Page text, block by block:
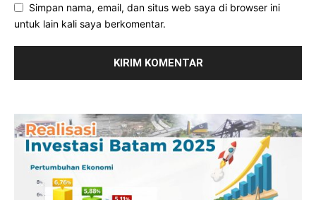
Simpan nama, email, dan situs web saya di browser ini
untuk lain kali saya berkomentar.